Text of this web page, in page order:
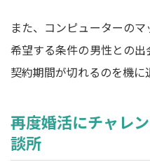
また、コンピューターの
希望する条件の男性との
契約期間が切れるのを機に
再度婚活にチャレ
談所